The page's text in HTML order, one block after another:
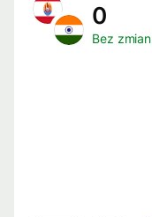
0
Bez zmian